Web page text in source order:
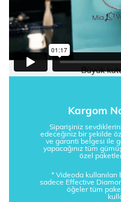
Kargom
Siparişiniz
edeceğiniz bir şekilde
ve garanti belgesi ile
yapacağınız tüm
özel
* Videoda kullanılan
sadece Effective
öğeler tüm